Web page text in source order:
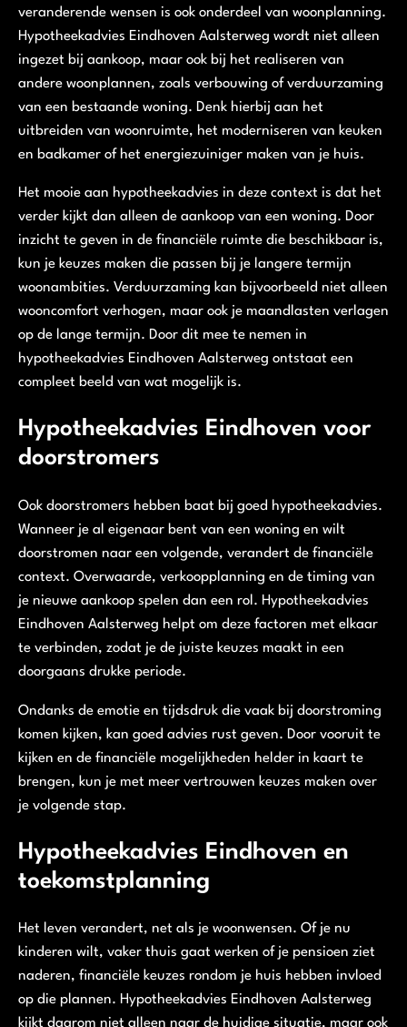
veranderende wensen is ook onderdeel van woonplanning.
Hypotheekadvies Eindhoven Aalsterweg wordt niet alleen
ingezet bij aankoop, maar ook bij het realiseren van
andere woonplannen, zoals verbouwing of verduurzaming
van een bestaande woning. Denk hierbij aan het
uitbreiden van woonruimte, het moderniseren van keuken
en badkamer of het energiezuiniger maken van je huis.
Het mooie aan hypotheekadvies in deze context is dat het
verder kijkt dan alleen de aankoop van een woning. Door
inzicht te geven in de financiële ruimte die beschikbaar is,
kun je keuzes maken die passen bij je langere termijn
woonambities. Verduurzaming kan bijvoorbeeld niet alleen
wooncomfort verhogen, maar ook je maandlasten verlagen
op de lange termijn. Door dit mee te nemen in
hypotheekadvies Eindhoven Aalsterweg ontstaat een
compleet beeld van wat mogelijk is.
Hypotheekadvies Eindhoven voor
doorstromers
Ook doorstromers hebben baat bij goed hypotheekadvies.
Wanneer je al eigenaar bent van een woning en wilt
doorstromen naar een volgende, verandert de financiële
context. Overwaarde, verkoopplanning en de timing van
je nieuwe aankoop spelen dan een rol. Hypotheekadvies
Eindhoven Aalsterweg helpt om deze factoren met elkaar
te verbinden, zodat je de juiste keuzes maakt in een
doorgaans drukke periode.
Ondanks de emotie en tijdsdruk die vaak bij doorstroming
komen kijken, kan goed advies rust geven. Door vooruit te
kijken en de financiële mogelijkheden helder in kaart te
brengen, kun je met meer vertrouwen keuzes maken over
je volgende stap.
Hypotheekadvies Eindhoven en
toekomstplanning
Het leven verandert, net als je woonwensen. Of je nu
kinderen wilt, vaker thuis gaat werken of je pensioen ziet
naderen, financiële keuzes rondom je huis hebben invloed
op die plannen. Hypotheekadvies Eindhoven Aalsterweg
kijkt daarom niet alleen naar de huidige situatie, maar ook